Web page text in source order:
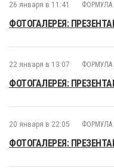
26 января в 11:41 ФОРМУЛА
ФОТОГАЛЕРЕЯ:
22 января в 13:07 ФОРМУЛА
ФОТОГАЛЕРЕЯ:
20 января в 22:05 ФОРМУЛА
ФОТОГАЛЕРЕЯ: